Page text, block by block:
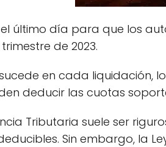
el último día para que los
de 2023.
en cada liquidación,
deducir las cuotas
Tributaria suele ser
Sin embargo, la